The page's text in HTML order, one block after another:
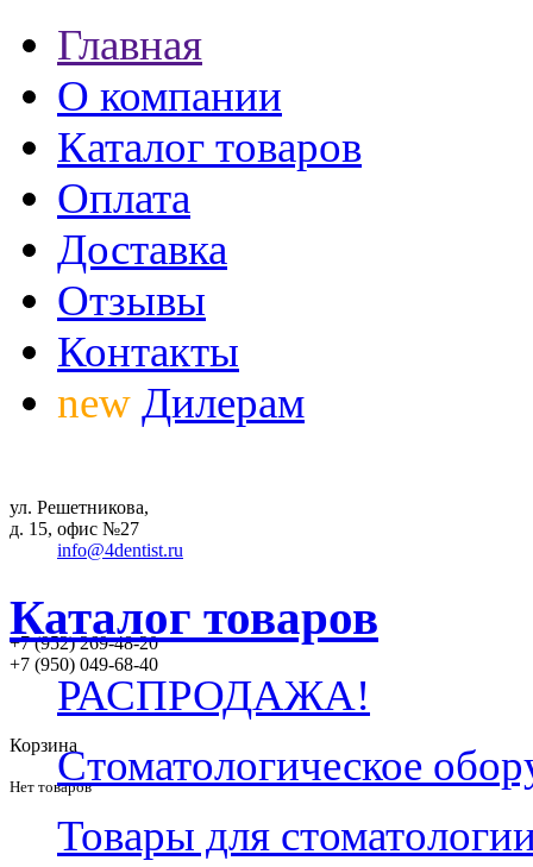
Главная
О компании
Каталог товаров
Оплата
Доставка
Отзывы
Контакты
new Дилерам
ул. Решетникова,
д. 15, офис №27
info@4dentist.ru
+7 (952) 269-48-20
‪+7 (950) 049-68-40
Корзина
Нет товаров
Каталог товаров
РАСПРОДАЖА!
Стоматологическое
Товары для